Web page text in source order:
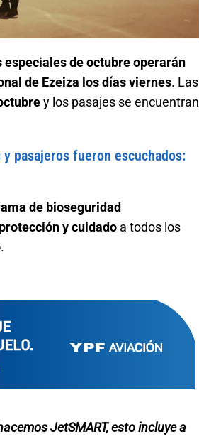
especiales de octubre operarán
de Ezeiza los días viernes. Las
y los pasajes se encuentran
pasajeros fueron escuchados:
de bioseguridad
protección y cuidado a todos los
.
JetSMART, esto incluye a